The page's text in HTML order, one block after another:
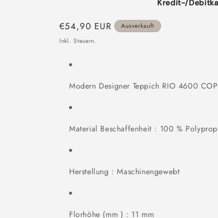
Kredit-/
Normaler
Preis
€54,90 EUR
Ausverkauft
Inkl. Steuern.
Modern Designer Teppich RIO 4600
Material Beschaffenheit : 100 %
Herstellung : Maschinengewebt
Florhöhe (mm ) : 11 mm